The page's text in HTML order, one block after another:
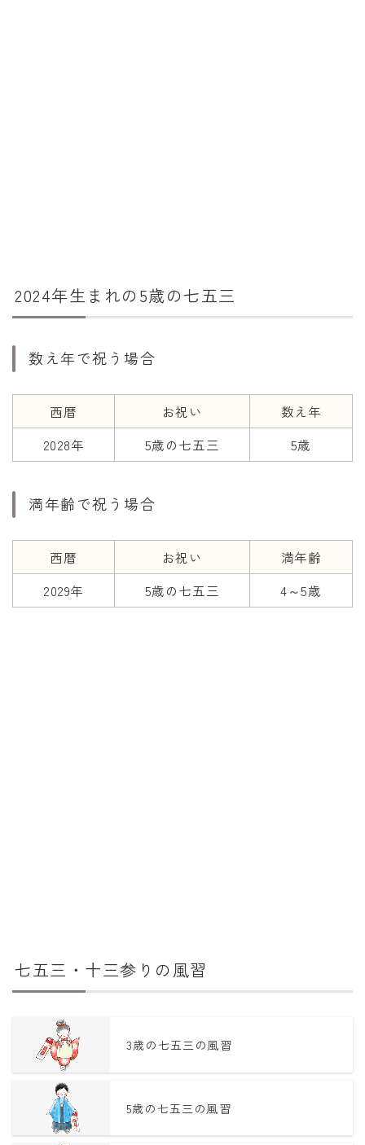
学びの資料
学年早見表
2024年生まれの5歳の七五三
数え年で祝う場合
西暦 お祝い
数え年
2028年
5歳の七五三 5歳
満年齢で祝う場合
西暦 お祝い
満年齢
2029年
5歳の七五三 4～5歳
七五三・十三参りの風習
3歳の七五三の風習
5歳の七五三の風習